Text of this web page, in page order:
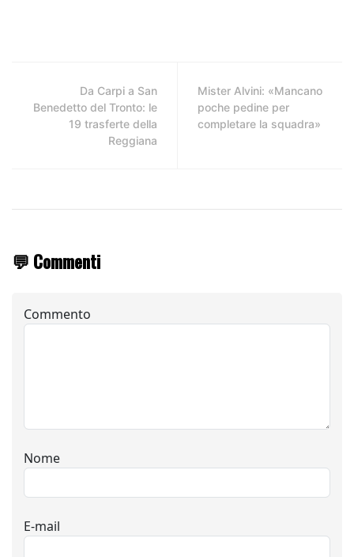
Da Carpi a San
Benedetto del Tronto: le
19 trasferte della
Reggiana
Mister Alvini: «Mancano
poche pedine per
completare la squadra»
💬 Commenti